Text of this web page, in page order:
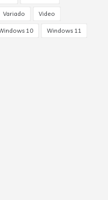
Variado Video
10 Windows 11